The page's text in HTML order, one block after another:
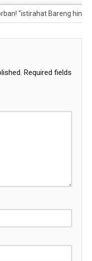
“istirahat Bareng
Required fields